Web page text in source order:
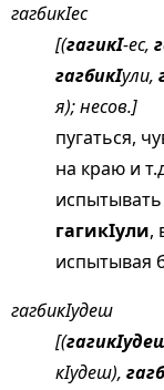
гагбикIес
[(гагикI-ес,
гагбикIули,
я); несов.]
пугаться,
на краю и
гагикIули,
испытывая
гагбикIудеш
[(
кIудеш),